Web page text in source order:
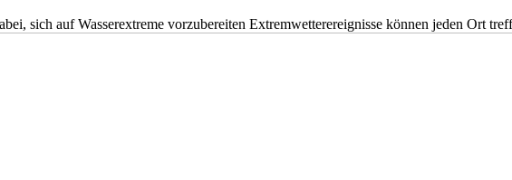
sich auf Wasserextreme vorzubereiten Extremwetterereignisse können jeden Ort